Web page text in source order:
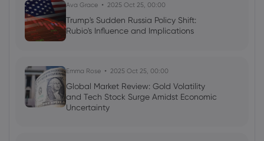
Ava Grace 2025 Oct 25, 00:00
Trump's Sudden Russia Policy Shift:
Rubio's Influence and Implications
Emma Rose 2025 Oct 25, 00:00
Global Market Review: Gold Volatility
and Tech Stock Surge Amidst Economic
Uncertainty